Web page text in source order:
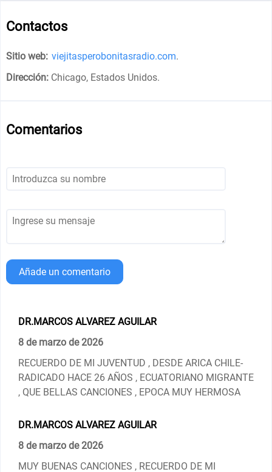
Contactos
Sitio web: viejitasperobonitasradio.com.
Dirección: Chicago, Estados Unidos.
Comentarios
Añade un comentario
DR.MARCOS ALVAREZ AGUILAR
8 de marzo de 2026
RECUERDO DE MI JUVENTUD , DESDE ARICA CHILE-
RADICADO HACE 26 AÑOS , ECUATORIANO MIGRANTE
, QUE BELLAS CANCIONES , EPOCA MUY HERMOSA
DR.MARCOS ALVAREZ AGUILAR
8 de marzo de 2026
MUY BUENAS CANCIONES , RECUERDO DE MI